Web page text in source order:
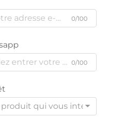
0/100
0/100
qui vous intéresse